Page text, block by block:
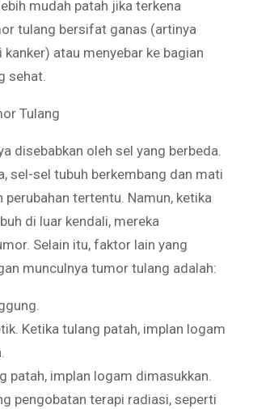
mudah patah jika terkena
tulang bersifat ganas (artinya
atau menyebar ke bagian
sehat.
Tulang
disebabkan oleh sel yang berbeda.
sel-sel tubuh berkembang dan mati
perubahan tertentu. Namun, ketika
di luar kendali, mereka
Selain itu, faktor lain yang
munculnya tumor tulang adalah:
Ketika tulang patah, implan logam
patah, implan logam dimasukkan.
pengobatan terapi radiasi, seperti